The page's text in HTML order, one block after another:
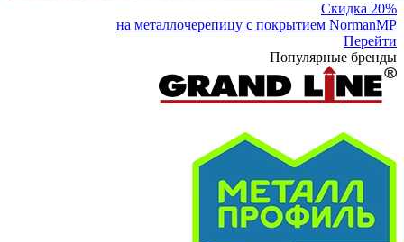
Скидка 20%
на металлочерепицу с покрытием NormanMP
Перейти
Популярные бренды